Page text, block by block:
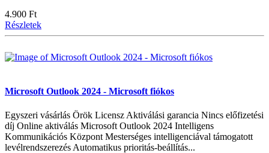
4.900 Ft
Részletek
Microsoft Outlook 2024 - Microsoft fiókos
Egyszeri vásárlás Örök Licensz Aktiválási garancia Nincs előfizetési
díj Online aktiválás Microsoft Outlook 2024 Intelligens
Kommunikációs Központ Mesterséges intelligenciával támogatott
levélrendszerezés Automatikus prioritás-beállítás...